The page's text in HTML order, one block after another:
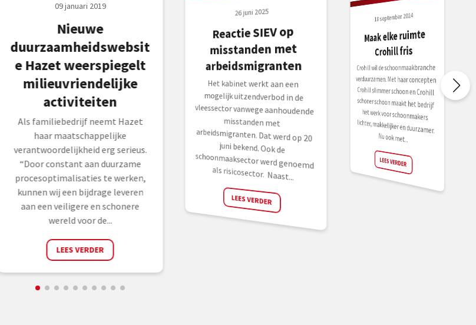
09 januari 2019
Nieuwe
duurzaamheidswebsit
e Hazet weerspiegelt
milieuvriendelijke
activiteiten
Als familiebedrijf neemt Hazet
haar maatschappelijke
verantwoordelijkheid erg serieus.
“Door constant aan duurzame
procesoptimalisaties te werken,
kunnen wij een bijdrage leveren
aan een veiligere en schonere
wereld voor de...
LEES VERDER
26 juni 2025
Reactie SIEV op
misstanden met
arbeidsmigranten
Het kabinet werkt aan een
mogelijk uitzendverbod in de
vleessector vanwege aanhoudende
misstanden met
arbeidsmigranten. Dat werd op 20
juni bekend. Ook de
schoonmaaksector werd genoemd
als risicosector. Naast...
LEES VERDER
18 september 2024
Maak elke ruimte
Crohill fris
Crohill wil de schoonmaakbranche
verduurzamen. Met haar concepten
Crohill slimmer schoon en Crohill
schoner schoon maakt het bedrijf
het werk voor schoonmakers
lichter, makkelijker en duurzamer.
Nu ook met...
LEES VERDER